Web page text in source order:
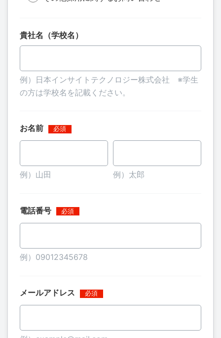
貴社名（学校名）
例）日本インサイトテクノロジー株式会社 ※学生
の方は学校名を記載ください。
お名前
例）山田 例）太郎
電話番号
例）09012345678
メールアドレス